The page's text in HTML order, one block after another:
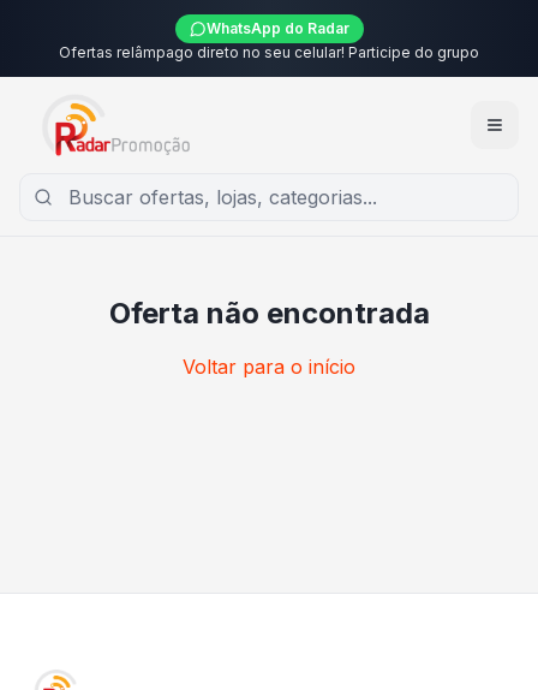
WhatsApp do Radar
Ofertas relâmpago direto no seu celular! Participe do grupo
Oferta não encontrada
Voltar para o início